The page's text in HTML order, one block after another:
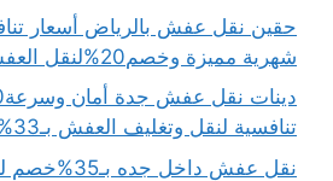
شهرية مميزة وخصم20%لنقل العفش
تنافسية لنقل وتغليف العفش بـ33%خصم فوري
نقل عفش داخل